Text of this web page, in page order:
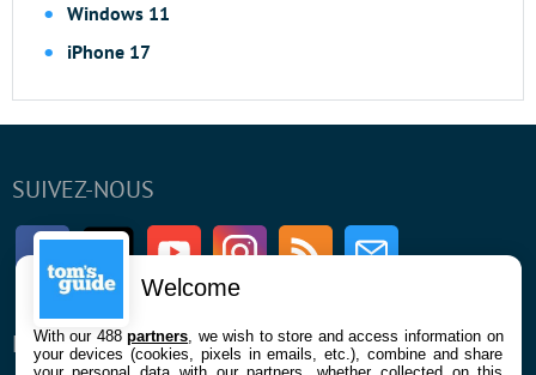
Windows 11
iPhone 17
SUIVEZ-NOUS
FacebookTwitter Youtube InstagramRSS Newsletter
ENTREPRISE À PROPOS
Welcome
With our 488partners , we wish to store and access information on
your devices (cookies, pixels in emails, etc.), combine and share
your personal data with our partners, whether collected on this